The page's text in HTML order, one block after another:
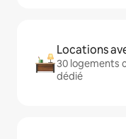
Locations
30 logements
dédié